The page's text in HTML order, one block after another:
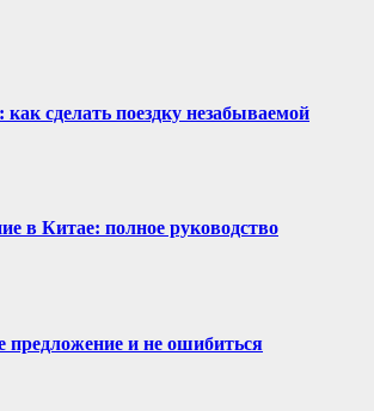
сделать поездку незабываемой
в Китае: полное руководство
предложение и не ошибиться